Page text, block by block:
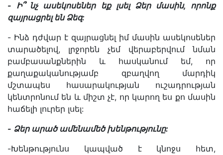
- Ի՞ նչ ասեկոսեներ եք լսել Ձեր մասին, որոնք
զայրացրել են Ձեզ:
- Ինձ դժվար է զայրացնել իմ մասին ասեկոսեներ
տարածելով, լրջորեն չեմ վերաբերվում նման
բամբասանքներին և հասկանում եմ, որ
քաղաքականությամբ զբաղվող մարդիկ
մշտապես հասարակության ուշադրության
կենտրոնում են և միշտ չէ, որ կարող ես քո մասին
հաճելի լուրեր լսել:
- Ձեր արած ամենամեծ խենթությունը:
-Խենթությունս կապված է կնոջս հետ,